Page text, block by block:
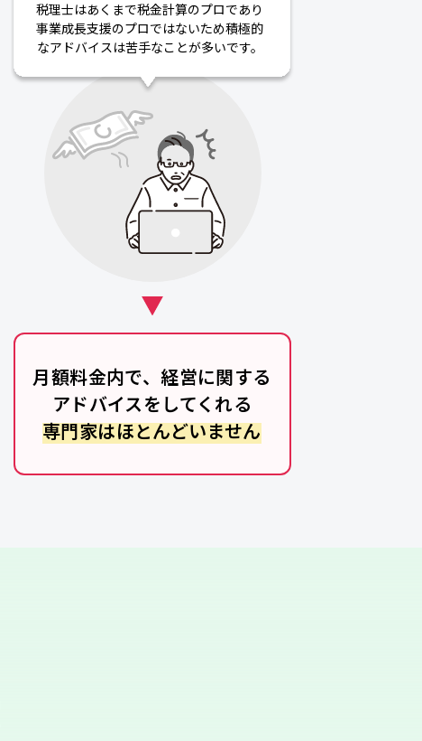
税理士はあくまで税金計算のプロであり
事業成長支援のプロではないため積極的
なアドバイスは苦手なことが多いです。
月額料金内で、経営に関する
アドバイスをしてくれる
専門家はほとんどいません